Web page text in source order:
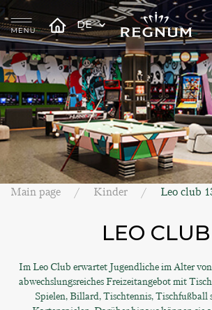
DE
Main page Kinder Leo club
LEO CLUB
Im Leo Club erwartet Jugendliche im Alter
abwechslungsreiches Freizeitangebot mit
Spielen, Billard, Tischtennis, Tischfußball